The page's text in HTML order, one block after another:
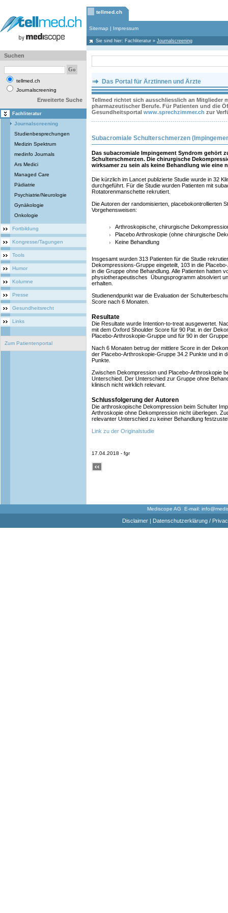
tellmed.ch
Sitemap | Impressum
Sie sind hier: Fachliteratur » Journalscreening
Suchen
tellmed.ch
Journalscreening
Erweiterte Suche
Fachliteratur
Journalscreening
Studienbesprechungen
Medizin Spektrum
medinfo Journals
Ars Medici
Managed Care
Pädiatrie
Psychiatrie/Neurologie
Gynäkologie
Onkologie
Fortbildung
Kongresse/Tagungen
Tools
Humor
Kolumne
Presse
Gesundheitsrecht
Links
Zum Patientenportal
Das Portal für Ärztinnen und Ärzte
Tellmed richtet sich ausschliesslich an Mitglieder
pharmazeutischer Berufe. Für Patienten und die
Gesundheitsportal www.sprechzimmer.ch zur
Subacromiale Schulterschmerzen
Das subacromiale Impingement Syndrom gehört
Schulterschmerzen. Die chirurgische
wirksamer zu sein als keine Behandlung wie eine
Die kürzlich im Lancet publizierte Studie wurde in 32
durchgeführt. Für die Studie wurden Patienten mit
Rotatorenmanschette rekrutiert.
Die Autoren der randomisierten, placebokontrollierten
Vorgehensweisen:
Arthroskopische, chirurgische
Placebo Arthroskopie (ohne chirurgische
Keine Behandlung
Insgesamt wurden 313 Patienten für die Studie
Dekompressions-Gruppe eingeteilt, 103 in die
in die Gruppe ohne Behandlung. Alle Patienten hatten
physiotherapeutisches Übungsprogramm absolviert
erhalten.
Studienendpunkt war die Evaluation der
Score nach 6 Monaten.
Resultate
Die Resultate wurde Intention-to-treat ausgewertet.
mit dem Oxford Shoulder Score für 90 Pat. in der
Placebo-Arthroskopie-Gruppe und für 90 in der
Nach 6 Monaten betrug der mittlere Score in der
der Placebo-Arthroskopie-Gruppe 34.2 Punkte und in
Punkte.
Zwischen Dekompression und Placebo-Arthroskopie
Unterschied. Der Unterschied zur Gruppe ohne
klinisch nicht wirklich relevant.
Schlussfolgerung der Autoren
Die arthroskopische Dekompression beim Schulter
Arthroskopie ohne Dekompression nicht überlegen.
relevanter Unterschied zu keiner Behandlung
Link zu der Originalstudie
17.04.2018 - fgr
Mediscope AG E-mail:
Disclaimer| Datenschutzerklärung /